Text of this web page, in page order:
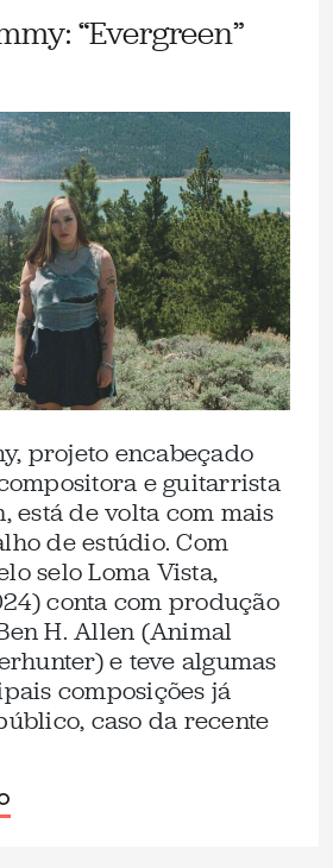
“Evergreen”
projeto encabeçado
e guitarrista
está de volta com mais
de estúdio. Com
selo Loma Vista,
conta com produção
H. Allen (Animal
e teve algumas
composições já
caso da recente